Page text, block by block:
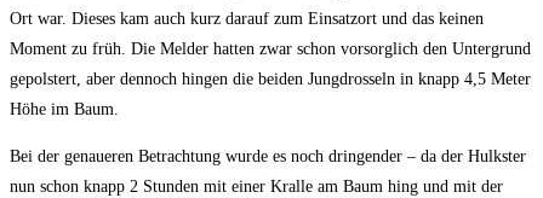
Ort war. Dieses kam auch kurz darauf zum Einsatzort und das keinen
Moment zu früh. Die Melder hatten zwar schon vorsorglich den Untergrund
gepolstert, aber dennoch hingen die beiden Jungdrosseln in knapp 4,5 Meter
Höhe im Baum.
Bei der genaueren Betrachtung wurde es noch dringender – da der Hulkster
nun schon knapp 2 Stunden mit einer Kralle am Baum hing und mit der